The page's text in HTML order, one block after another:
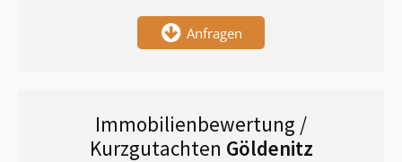
Anfragen
Immobilienbewertung /
Kurzgutachten Göldenitz